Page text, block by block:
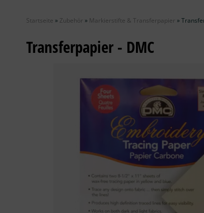
Startseite » Zubehör » Markierstifte & Transferpapier »
Transferpapier - DMC